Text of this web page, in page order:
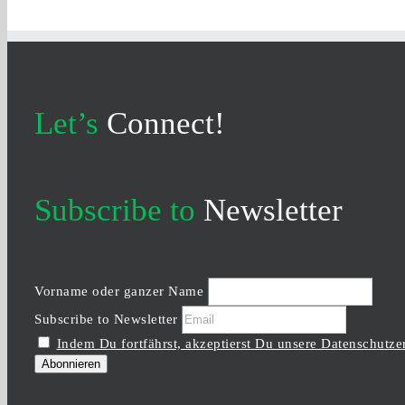
Let’s Connect!
Subscribe to Newsletter
Vorname oder ganzer Name
Subscribe to Newsletter
Indem Du fortfährst, akzeptierst Du unsere